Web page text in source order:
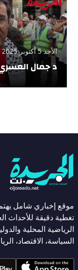
الأحد 5 أكتوبر 2025 - 16:06
د جمال العسري
موقع إخباري شامل
تغطية دقيقة للأحداث
الرياضية المحلية
السياسة، الاقتصاد،